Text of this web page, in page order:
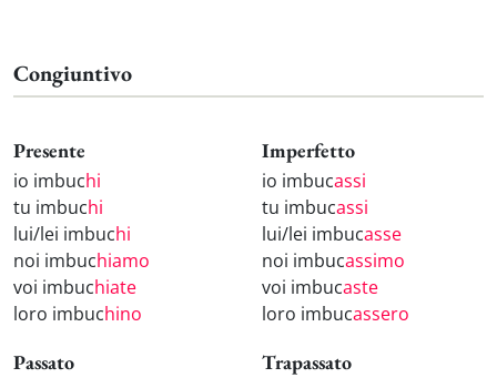
Congiuntivo
Presente
io imbuchi
tu imbuchi
lui/lei imbuchi
noi imbuchiamo
voi imbuchiate
loro imbuchino
Imperfetto
io imbucassi
tu imbucassi
lui/lei imbucasse
noi imbucassimo
voi imbucaste
loro imbucassero
Passato Trapassato